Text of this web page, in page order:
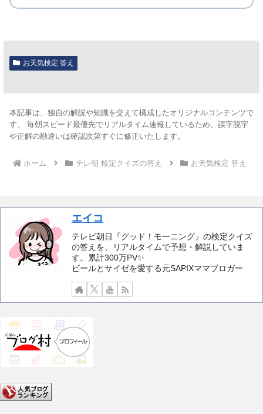
お天気検定 答え
本記事は、独自の解説や知識を交えて構成したオリジナルコンテンツで
す。 毎朝スピード最優先でリアルタイム速報しているため、誤字脱字
や正解の勘違いは確認次第すぐに修正いたします。
ホーム テレ朝 検定クイズの答え お天気検定 答え
エイコ
テレビ朝日『グッド！モーニング』の検定クイズ
の答えを、リアルタイムで予想・解説していま
す。累計300万PV✨️
ビールとサイゼを愛する元SAPIXママブロガー